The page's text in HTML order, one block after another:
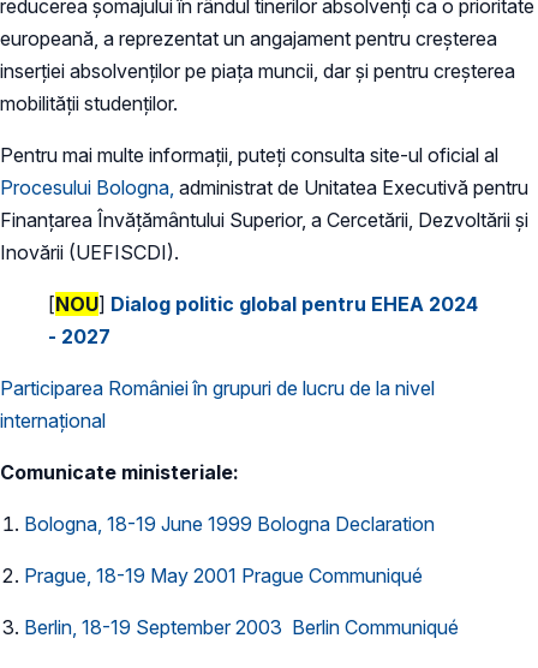
reducerea șomajului în rândul tinerilor absolvenți ca o prioritate
europeană, a reprezentat un angajament pentru creșterea
inserției absolvenților pe piața muncii, dar și pentru creșterea
mobilității studenților.
Pentru mai multe informații, puteți consulta site-ul oficial al
Procesului Bologna, administrat de Unitatea Executivă pentru
Finanțarea Învățământului Superior, a Cercetării, Dezvoltării și
Inovării (UEFISCDI).
[NOU] Dialog politic global pentru EHEA 2024
- 2027
Participarea României în grupuri de lucru de la nivel
internațional
Comunicate ministeriale:
Bologna, 18-19 June 1999 Bologna Declaration
Prague, 18-19 May 2001 Prague Communiqué
Berlin, 18-19 September 2003 Berlin Communiqué